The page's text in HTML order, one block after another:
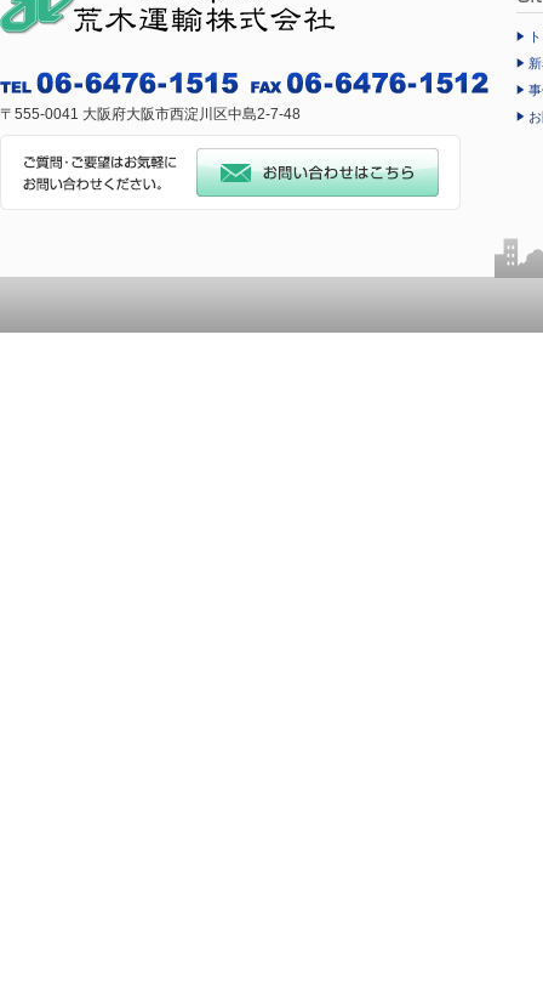
〒555-0041 大阪府大阪市西淀川区中島2-7-48